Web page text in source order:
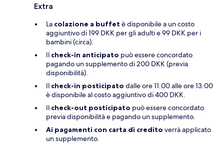
Extra
La colazione a buffet è disponibile a un costo
aggiuntivo di 199 DKK per gli adulti e 99 DKK per i
bambini (circa).
Il check-in anticipato può essere concordato
pagando un supplemento di 200 DKK (previa
disponibilità).
Il check-in posticipato dalle ore 11:00 alle ore 13:00
è disponibile al costo aggiuntivo di 400 DKK.
Il check-out posticipato può essere concordato
previa disponibilità e pagando un supplemento.
Ai pagamenti con carta di credito verrà applicato
un supplemento.